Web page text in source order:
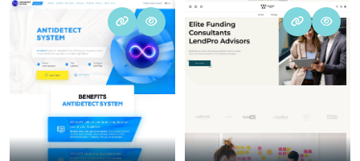
Lass was platzen
60 SEKUNDEN AN NICHTS DENKEN